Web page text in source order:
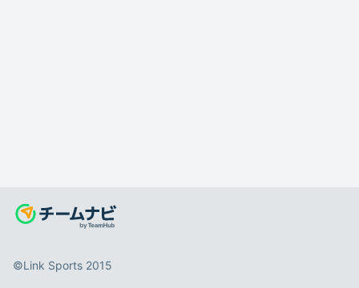
©️Link Sports 2015